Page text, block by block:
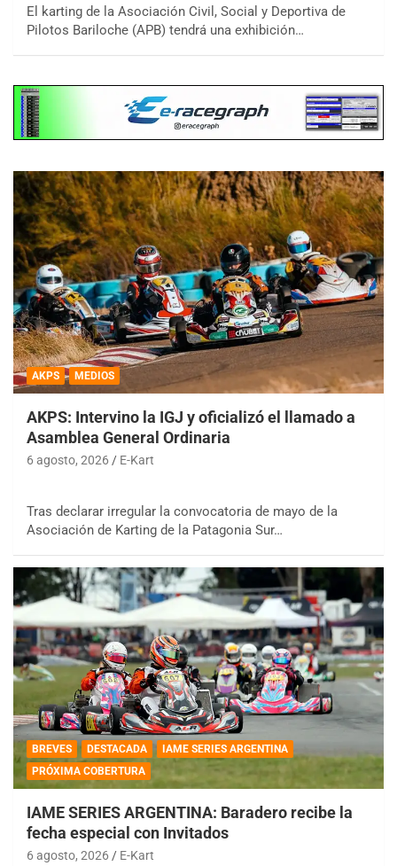
El karting de la Asociación Civil, Social y Deportiva de
Pilotos Bariloche (APB) tendrá una exhibición…
AKPS MEDIOS
AKPS: Intervino la IGJ y oficializó el llamado a
Asamblea General Ordinaria
6 agosto, 2026 E-Kart
Tras declarar irregular la convocatoria de mayo de la
Asociación de Karting de la Patagonia Sur…
BREVES DESTACADA
IAME SERIES ARGENTINA
PRÓXIMA COBERTURA
IAME SERIES ARGENTINA: Baradero recibe la
fecha especial con Invitados
6 agosto, 2026 E-Kart